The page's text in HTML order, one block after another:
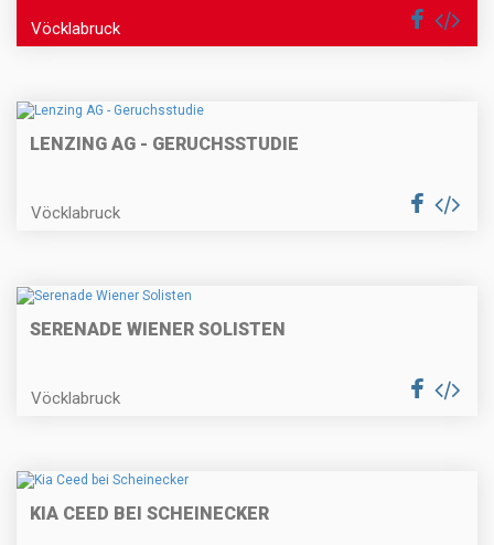
Vöcklabruck
LENZING AG - GERUCHSSTUDIE
Vöcklabruck
SERENADE WIENER SOLISTEN
Vöcklabruck
KIA CEED BEI SCHEINECKER